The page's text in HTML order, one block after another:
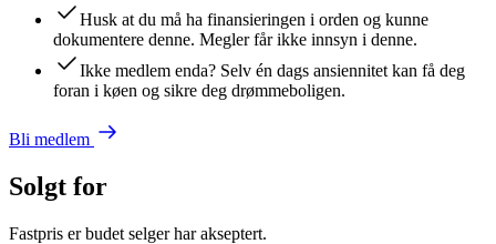
Husk at du må ha finansieringen i orden og kunne
dokumentere denne. Megler får ikke innsyn i denne.
Ikke medlem enda? Selv én dags ansiennitet kan få deg
foran i køen og sikre deg drømmeboligen.
Bli medlem
Solgt for
Fastpris er budet selger har akseptert.